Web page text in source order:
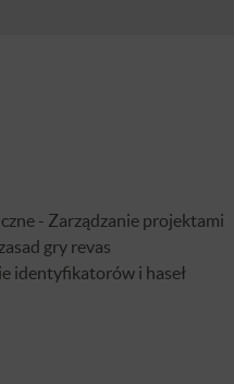
- Zarządzanie projektami
gry revas
identyfikatorów i haseł